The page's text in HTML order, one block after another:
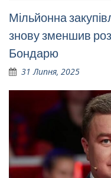
Мільйонна
знову зменшив
Бондарю
31 Липня, 2025